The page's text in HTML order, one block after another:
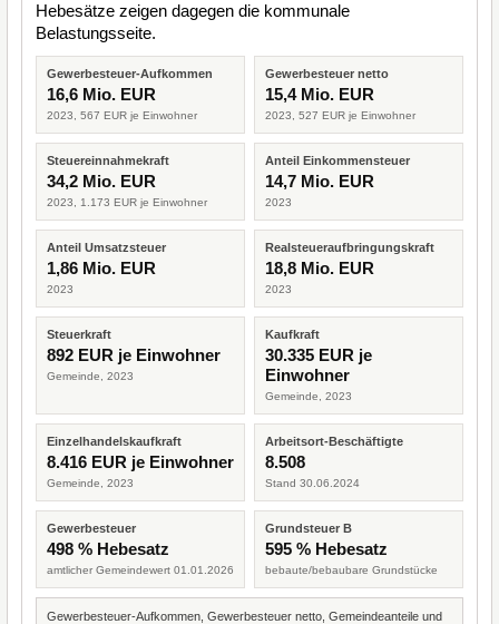
Hebesätze zeigen dagegen die kommunale
Belastungsseite.
Gewerbesteuer-Aufkommen
16,6 Mio. EUR
2023, 567 EUR je Einwohner
Gewerbesteuer netto
15,4 Mio. EUR
2023, 527 EUR je Einwohner
Steuereinnahmekraft
34,2 Mio. EUR
2023, 1.173 EUR je Einwohner
Anteil Einkommensteuer
14,7 Mio. EUR
2023
Anteil Umsatzsteuer
1,86 Mio. EUR
2023
Realsteueraufbringungskraft
18,8 Mio. EUR
2023
Steuerkraft
892 EUR je Einwohner
Gemeinde, 2023
Kaufkraft
30.335 EUR je
Einwohner
Gemeinde, 2023
Einzelhandelskaufkraft
8.416 EUR je Einwohner
Gemeinde, 2023
Arbeitsort-Beschäftigte
8.508
Stand 30.06.2024
Gewerbesteuer
498 % Hebesatz
amtlicher Gemeindewert 01.01.2026
Grundsteuer B
595 % Hebesatz
bebaute/bebaubare Grundstücke
Gewerbesteuer-Aufkommen, Gewerbesteuer netto, Gemeindeanteile und